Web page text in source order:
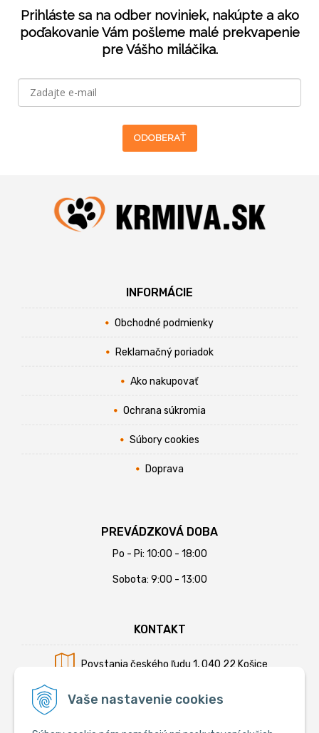
Vaše nastavenie cookies
Prihláste sa na odber noviniek, nakúpte a ako
poďakovanie Vám pošleme malé prekvapenie
pre Vášho miláčika.
ODOBERAŤ
INFORMÁCIE
Obchodné podmienky
Reklamačný poriadok
Ako nakupovať
Ochrana súkromia
Súbory cookies
Doprava
PREVÁDZKOVÁ DOBA
Po - Pi: 10:00 - 18:00
Sobota: 9:00 - 13:00
KONTAKT
Povstania českého ľudu 1, 040 22 Košice
Mobil:+421 902 794 355